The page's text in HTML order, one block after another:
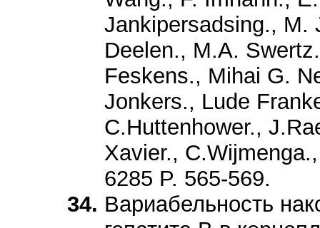
Jankipersadsing., M.
Deelen., M.A.
Feskens., Mihai G.
Jonkers., Lude
C.Huttenhower.,
Xavier.,
6285 P. 565-569.
Вариабельность